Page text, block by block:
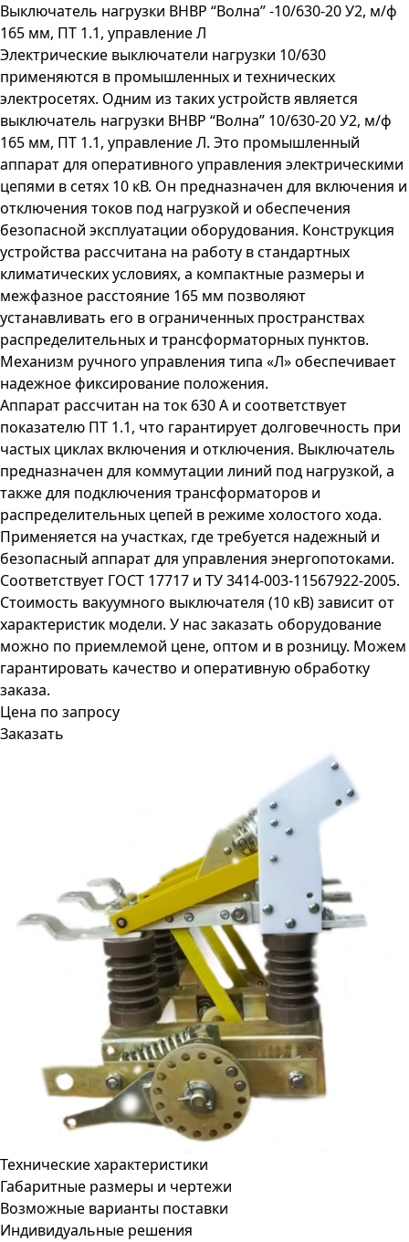
Выключатель нагрузки ВНВР “Волна” -10/630-20 У2, м/ф
165 мм, ПТ 1.1, управление Л
Электрические выключатели нагрузки 10/630
применяются в промышленных и технических
электросетях. Одним из таких устройств является
выключатель нагрузки ВНВР “Волна” 10/630-20 У2, м/ф
165 мм, ПТ 1.1, управление Л. Это промышленный
аппарат для оперативного управления электрическими
цепями в сетях 10 кВ. Он предназначен для включения и
отключения токов под нагрузкой и обеспечения
безопасной эксплуатации оборудования. Конструкция
устройства рассчитана на работу в стандартных
климатических условиях, а компактные размеры и
межфазное расстояние 165 мм позволяют
устанавливать его в ограниченных пространствах
распределительных и трансформаторных пунктов.
Механизм ручного управления типа «Л» обеспечивает
надежное фиксирование положения.
Аппарат рассчитан на ток 630 А и соответствует
показателю ПТ 1.1, что гарантирует долговечность при
частых циклах включения и отключения. Выключатель
предназначен для коммутации линий под нагрузкой, а
также для подключения трансформаторов и
распределительных цепей в режиме холостого хода.
Применяется на участках, где требуется надежный и
безопасный аппарат для управления энергопотоками.
Соответствует ГОСТ 17717 и ТУ 3414-003-11567922-2005.
Стоимость вакуумного выключателя (10 кВ) зависит от
характеристик модели. У нас заказать оборудование
можно по приемлемой цене, оптом и в розницу. Можем
гарантировать качество и оперативную обработку
заказа.
Цена по запросу
Заказать
Технические характеристики
Габаритные размеры и чертежи
Возможные варианты поставки
Индивидуальные решения